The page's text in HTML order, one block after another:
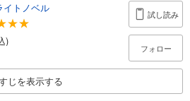
イトノベル
)
試し読み
フォロー
じを表示する